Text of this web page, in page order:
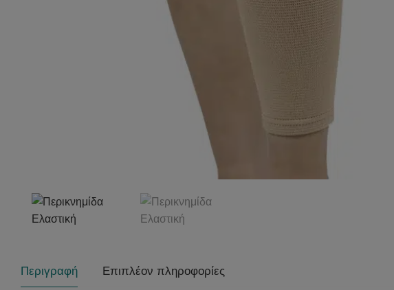
Περιγραφή Επιπλέον πληροφορίες